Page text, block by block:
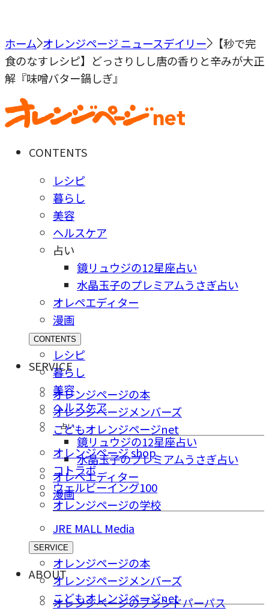
ホーム オレンジページ ニュースデイリー
【秒で完
食のなすレシピ】どっさりしし唐の香りと辛みが大正
解『味噌バター鍋しぎ』
CONTENTS
レシピ
暮らし
美容
ヘルスケア
占い
鏡リュウジの12星座占い
水晶玉子のプレミアムうさぎ占い
オレペエディター
漫画
CONTENTS
レシピ
暮らし
美容
ヘルスケア
占い
鏡リュウジの12星座占い
水晶玉子のプレミアムうさぎ占い
オレペエディター
漫画
SERVICE
オレンジページの本
オレンジページメンバーズ
こどもオレンジページnet
オレンジページ shop
コトラボ
ウェルビーイング100
オレンジページの学校
JRE MALL Media
SERVICE
オレンジページの本
オレンジページメンバーズ
こどもオレンジページnet
ABOUT
オレンジページのブランドパーパス